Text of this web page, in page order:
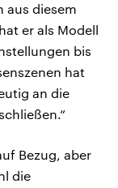
aus diesem
er als Modell
bis
hat
an die
Bezug, aber
die